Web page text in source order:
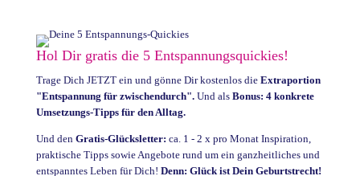
Hol Dir gratis die 5 Entspannungsquickies!
Trage Dich JETZT ein und gönne Dir kostenlos die Extraportion
"Entspannung für zwischendurch".Und als Bonus: 4 konkrete
Umsetzungs-Tipps für den Alltag.
Und den Gratis-Glücksletter: ca. 1 - 2 x pro Monat Inspiration,
praktische Tipps sowie Angebote rund um ein ganzheitliches und
entspanntes Leben für Dich! Denn: Glück ist Dein Geburtstrecht!